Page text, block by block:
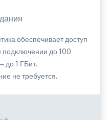
обеспечивает доступ
подключении до 100
до 1 ГБит.
не требуется.